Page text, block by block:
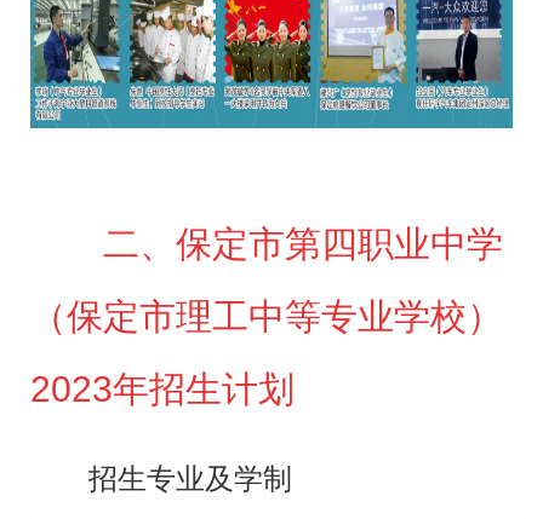
二、保定市第四职业中学
（保定市理工中等专业学校）
2023年招生计划
招生专业及学制